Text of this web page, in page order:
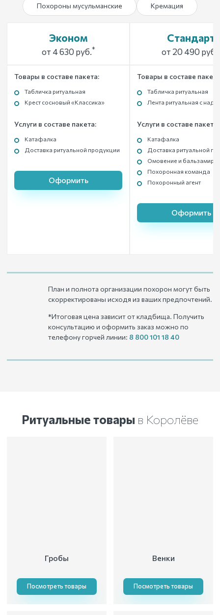
Похороны мусульманские Кремация
Эконом
от 4 630 руб.*
Товары в составе пакета:
Табличка ритуальная
Крест сосновый «Классика»
Услуги в составе пакета:
Катафалка
Доставка ритуальной продукции
Оформить
Стандарт
от 20 490 руб.
Товары в составе
Табличка ритуальная
Лента ритуальная с
Услуги в составе пакета:
Катафалка
Доставка ритуальной
Омовение и
Похоронная команда
Похоронный агент
Оформить
План и полнота организации похорон могут быть
скорректированы исходя из ваших предпочтений.
*Итоговая цена зависит от кладбища. Получить
консультацию и оформить заказ можно по
телефону горчей линии: 8 800 101 18 40
Ритуальные товары в Королёве
Гробы
Посмотреть товары
Венки
Посмотреть товары